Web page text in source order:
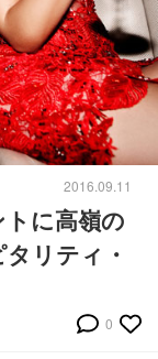
2016.09.11
に高嶺の
リティ・
0